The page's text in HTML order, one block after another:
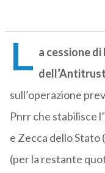
L a cessione
sull’operazione
Pnrr che stabilisce
e Zecca dello Stato
(per la restante